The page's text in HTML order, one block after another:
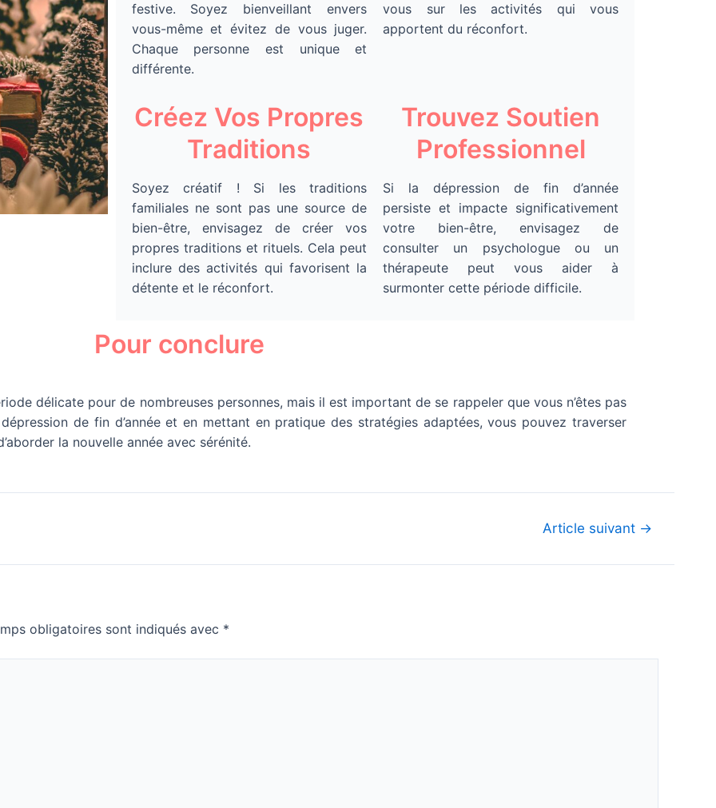
festive. Soyez bienveillant envers
vous-même et évitez de vous juger.
Chaque personne est unique et
différente.
vous sur les activités qui vous
apportent du réconfort.
Créez Vos Propres
Traditions
Soyez créatif ! Si les traditions
familiales ne sont pas une source de
bien-être, envisagez de créer vos
propres traditions et rituels. Cela peut
inclure des activités qui favorisent la
détente et le réconfort.
Trouvez Soutien
Professionnel
Si la dépression de fin d’année
persiste et impacte significativement
votre bien-être, envisagez de
consulter un psychologue ou un
thérapeute peut vous aider à
surmonter cette période difficile.
Pour conclure
délicate pour de nombreuses personnes, mais il est important de se rappeler que vous n’êtes pas
de fin d’année et en mettant en pratique des stratégies adaptées, vous pouvez traverser
la nouvelle année avec sérénité.
Article suivant →
obligatoires sont indiqués avec *